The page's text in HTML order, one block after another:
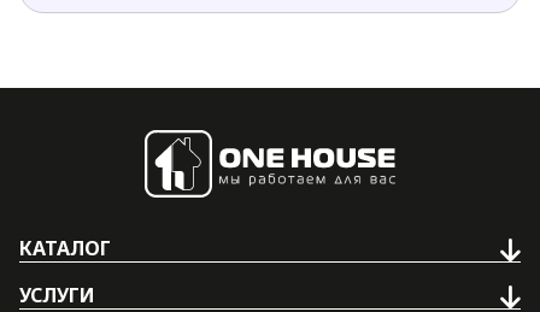
КАТАЛОГ
УСЛУГИ